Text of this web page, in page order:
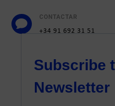

CONTACTAR
+34 91 692 31 51